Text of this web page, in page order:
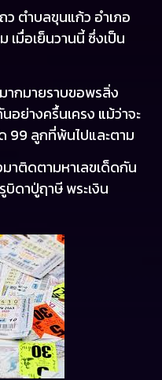
ตำบลขุนแก้ว อำเภอ
มื่อเย็นวานนี้ ซึ่งเป็น
ากมายราบขอพรสิ่ง
ย่างครื้นเครง แม้ว่าจะ
99 ลูกที่พ้นไปและตาม
าติดตามหาเลขเด็ดกัน
ดาปู่ฤาษี พระเงิน